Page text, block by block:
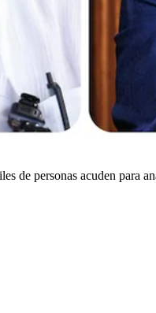
de personas acuden